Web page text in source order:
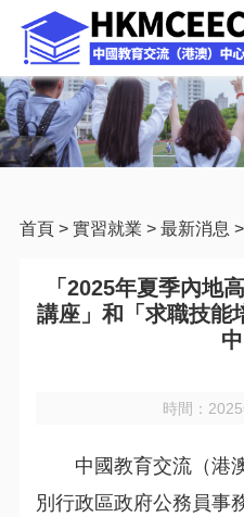
首頁> 實習就業 > 最新消息 >
「2025年夏季內地
講座」和「求職技能
中
時間：
中國教育交流（港
別行政區政府公務員事